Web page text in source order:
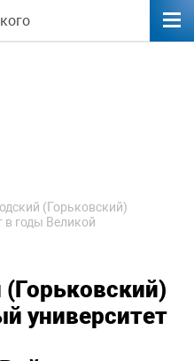
(Горьковский)
в годы Великой
университет